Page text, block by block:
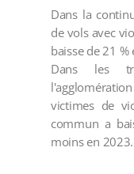
Dans la
de vols avec
baisse de 21
Dans les
victimes de
commun a
moins en 2023.